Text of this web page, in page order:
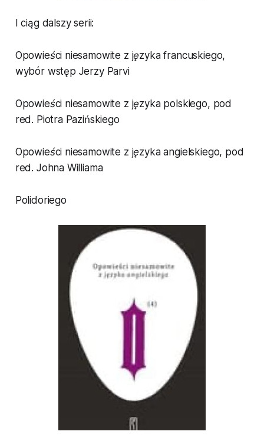
I ciąg dalszy serii:
Opowieści niesamowite z języka francuskiego,
wybór wstęp Jerzy Parvi
Opowieści niesamowite z języka polskiego, pod
red. Piotra Pazińskiego
Opowieści niesamowite z języka angielskiego, pod
red. Johna Williama
Polidoriego